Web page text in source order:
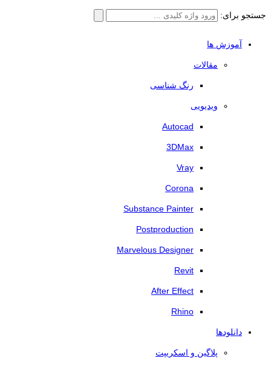
جستجو برای:
آموزش ها
مقالات
رنگ شناسی
ویدیویی
Autocad
3DMax
Vray
Corona
Substance Painter
Postproduction
Marvelous Designer
Revit
After Effect
Rhino
دانلودها
پلاگین و اسکریپت